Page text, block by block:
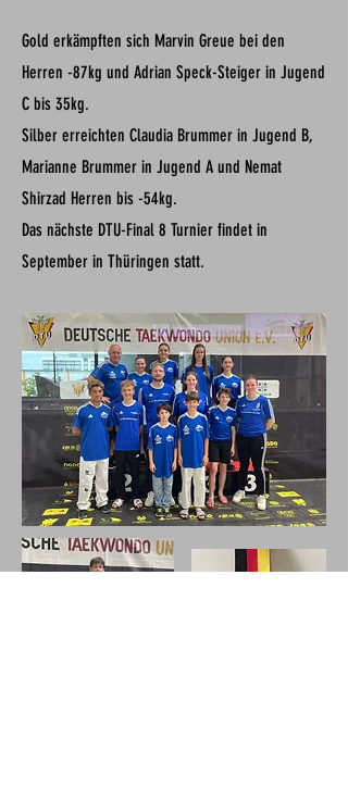
Gold erkämpften sich Marvin Greue bei den
Herren -87kg und Adrian Speck-Steiger in Jugend
C bis 35kg.
Silber erreichten Claudia Brummer in Jugend B,
Marianne Brummer in Jugend A und Nemat
Shirzad Herren bis -54kg.
Das nächste DTU-Final 8 Turnier findet in
September in Thüringen statt.